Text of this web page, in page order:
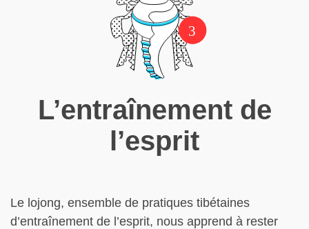
3
L’entraînement de
l’esprit
Le lojong, ensemble de pratiques tibétaines
d’entraînement de l’esprit, nous apprend à rester